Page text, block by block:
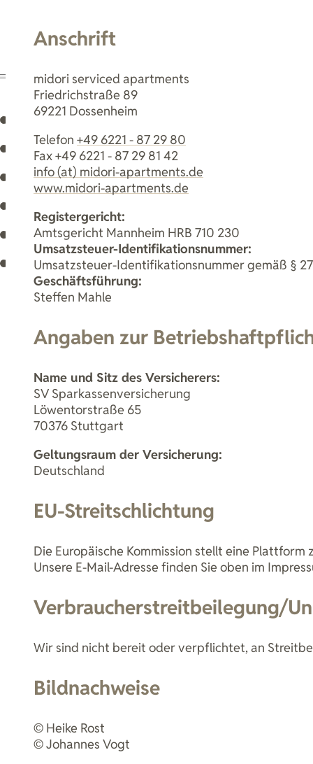
Anschrift
midori serviced apartments
Friedrichstraße 89
69221 Dossenheim
Telefon +49 6221 - 87 29 80
Fax +49 6221 - 87 29 81 42
info (at) midori-apartments.de
www.midori-apartments.de
Registergericht:
Amtsgericht Mannheim HRB 710 230
Umsatzsteuer-Identifikationsnummer:
Umsatzsteuer-Identifikationsnummer gemäß §
Geschäftsführung:
Steffen Mahle
Angaben zur
Name und Sitz des Versicherers:
SV Sparkassenversicherung
Löwentorstraße 65
70376 Stuttgart
Geltungsraum der Versicherung:
Deutschland
EU-Streitschlichtung
Die Europäische Kommission stellt eine
Unsere E-Mail-Adresse finden Sie oben im
Verbraucher­streit­beilegung/
Wir sind nicht bereit oder verpflichtet, an
Bildnachweise
© Heike Rost
© Johannes Vogt